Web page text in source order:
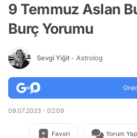
9 Temmuz Aslan
Burç Yorumu
Sevgi Yiğit - Astrolog
09.07.2023 - 02:09
Favori Yorum Yap